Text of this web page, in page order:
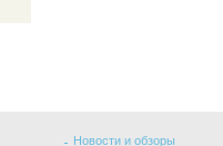
Новости и обзоры